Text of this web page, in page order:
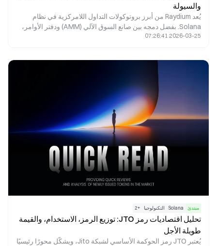
والسيولة
يُعد Raydium من أبرز بروتوكولات التداول اللامركزية في نظام
Solana. بفضل دمجه بين صانع السوق الآلي (AMM) ودفتر الأوامر،
يوفّر عمليات مبادلة سريعة، وتعدين سيولة، وإطلاق مشاريع،
2026-03-25 07:26:41
مبتدئ Solana التكنولوجيا +
2
تحليل اقتصاديات رمز JTO: توزيع الرمز، الاستخدام، والقيمة
طويلة الأجل
يُعتبر JTO رمز الحوكمة الأساسي لشبكة Jito، ويشكّل محورًا رئيسيًا